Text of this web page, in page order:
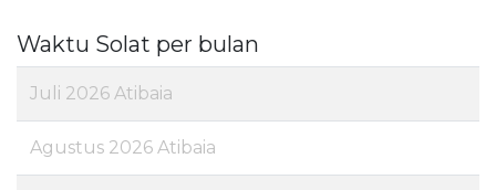
Waktu Solat per bulan
Juli 2026 Atibaia
Agustus 2026 Atibaia